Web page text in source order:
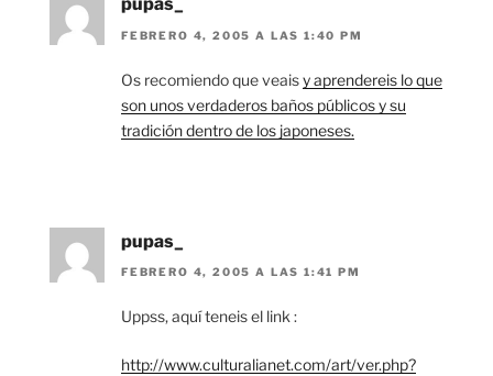
FEBRERO 4, 2005 A LAS 1:40 PM
Os recomiendo que veaisy aprendereis lo que
son unos verdaderos baños públicos y su
tradición dentro de los japoneses.
pupas_
FEBRERO 4, 2005 A LAS 1:41 PM
Uppss, aquí teneis el link :
http://www.culturalianet.com/art/ver.php?